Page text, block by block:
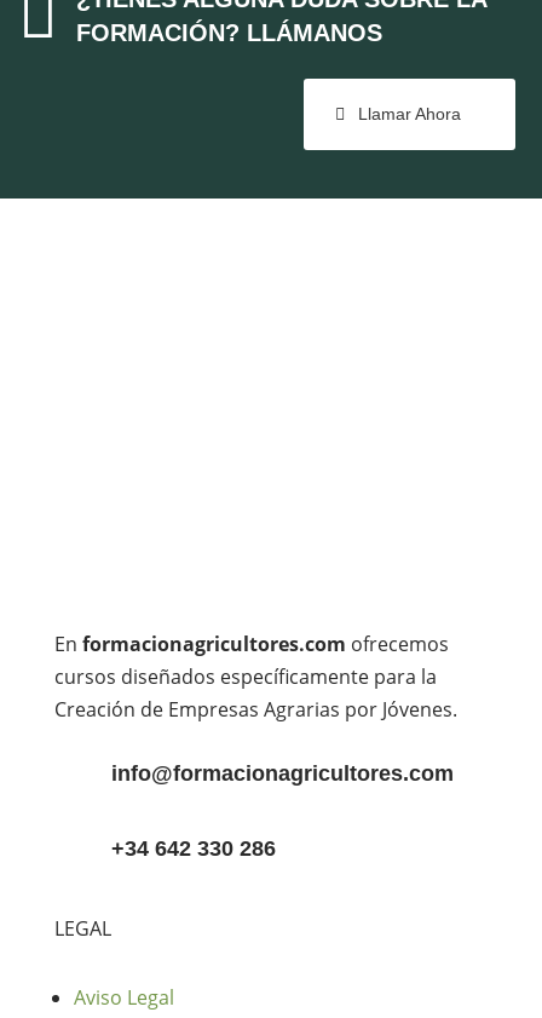

FORMACIÓN? LLÁMANOS
Llamar Ahora
En formacionagricultores.com ofrecemos
cursos diseñados específicamente para la
Creación de Empresas Agrarias por Jóvenes.
info@formacionagricultores.com
+34 642 330 286
LEGAL
Aviso Legal